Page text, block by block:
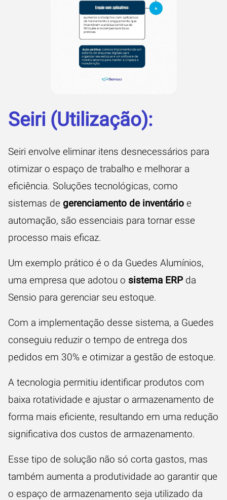
Seiri (Utilização):
Seiri envolve eliminar itens desnecessários para
otimizar o espaço de trabalho e melhorar a
eficiência. Soluções tecnológicas, como
sistemas de gerenciamento de inventário e
automação, são essenciais para tornar esse
processo mais eficaz.
Um exemplo prático é o da Guedes Alumínios,
uma empresa que adotou o sistema ERP da
Sensio para gerenciar seu estoque.
Com a implementação desse sistema, a Guedes
conseguiu reduzir o tempo de entrega dos
pedidos em 30% e otimizar a gestão de estoque.
A tecnologia permitiu identificar produtos com
baixa rotatividade e ajustar o armazenamento de
forma mais eficiente, resultando em uma redução
significativa dos custos de armazenamento.
Esse tipo de solução não só corta gastos, mas
também aumenta a produtividade ao garantir que
o espaço de armazenamento seja utilizado da